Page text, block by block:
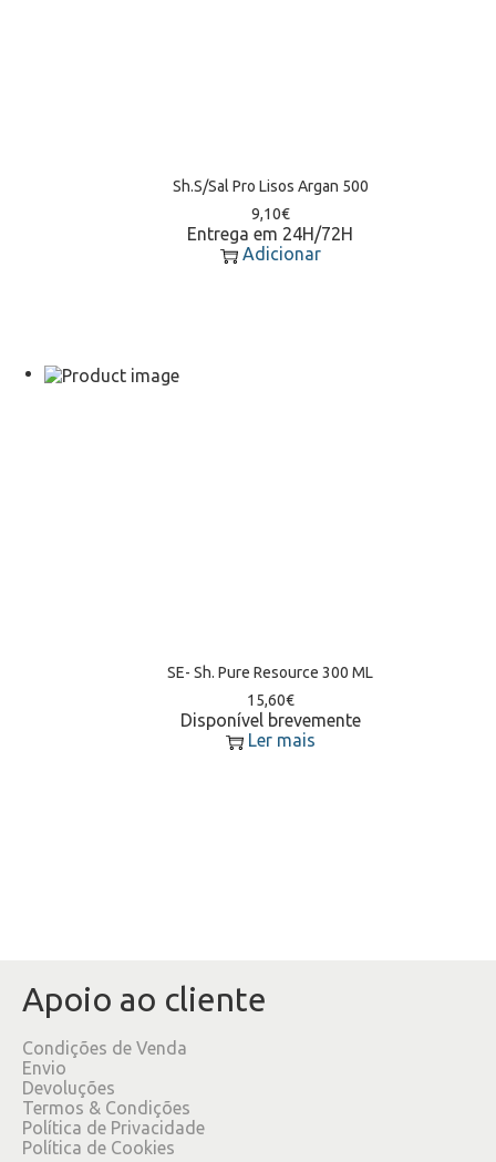
Sh.S/Sal Pro Lisos Argan 500
9,10€
Entrega em 24H/72H
Adicionar
SE- Sh. Pure Resource 300 ML
15,60€
Disponível brevemente
Ler mais
Apoio ao cliente
Condições de Venda
Envio
Devoluções
Termos & Condições
Política de Privacidade
Política de Cookies